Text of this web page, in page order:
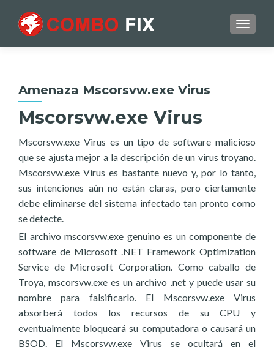
Amenaza Mscorsvw.exe Virus
Mscorsvw.exe Virus
Mscorsvw.exe Virus es un tipo de software malicioso
que se ajusta mejor a la descripción de un virus troyano.
Mscorsvw.exe Virus es bastante nuevo y, por lo tanto,
sus intenciones aún no están claras, pero ciertamente
debe eliminarse del sistema infectado tan pronto como
se detecte.
El archivo mscorsvw.exe genuino es un componente de
software de Microsoft .NET Framework Optimization
Service de Microsoft Corporation. Como caballo de
Troya, mscorsvw.exe es un archivo .net y puede usar su
nombre para falsificarlo. El Mscorsvw.exe Virus
absorberá todos los recursos de su CPU y
eventualmente bloqueará su computadora o causará un
BSOD. El Mscorsvw.exe Virus se ocultará en el